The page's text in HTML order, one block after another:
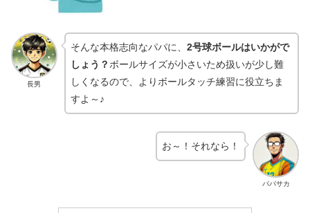
長男
そんな本格志向なパパに、 2号球ボールはいかがで
しょう？ ボールサイズが小さいため扱いが少し難
しくなるので、よりボールタッチ練習に役立ちま
すよ～♪
パパサカ
お～！それなら！